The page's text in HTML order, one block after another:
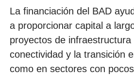
La financiación del BAD
a proporcionar capital a
proyectos de
conectividad y la transición
como en sectores con